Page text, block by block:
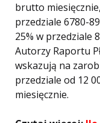
brutto
przedziale 6780-
25% w przedziale
Autorzy Raportu
wskazują na
przedziale od 12
miesięcznie​.